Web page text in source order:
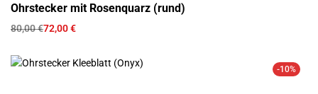
Ohrstecker mit Rosenquarz (rund)
80,00€72,00€
-10%